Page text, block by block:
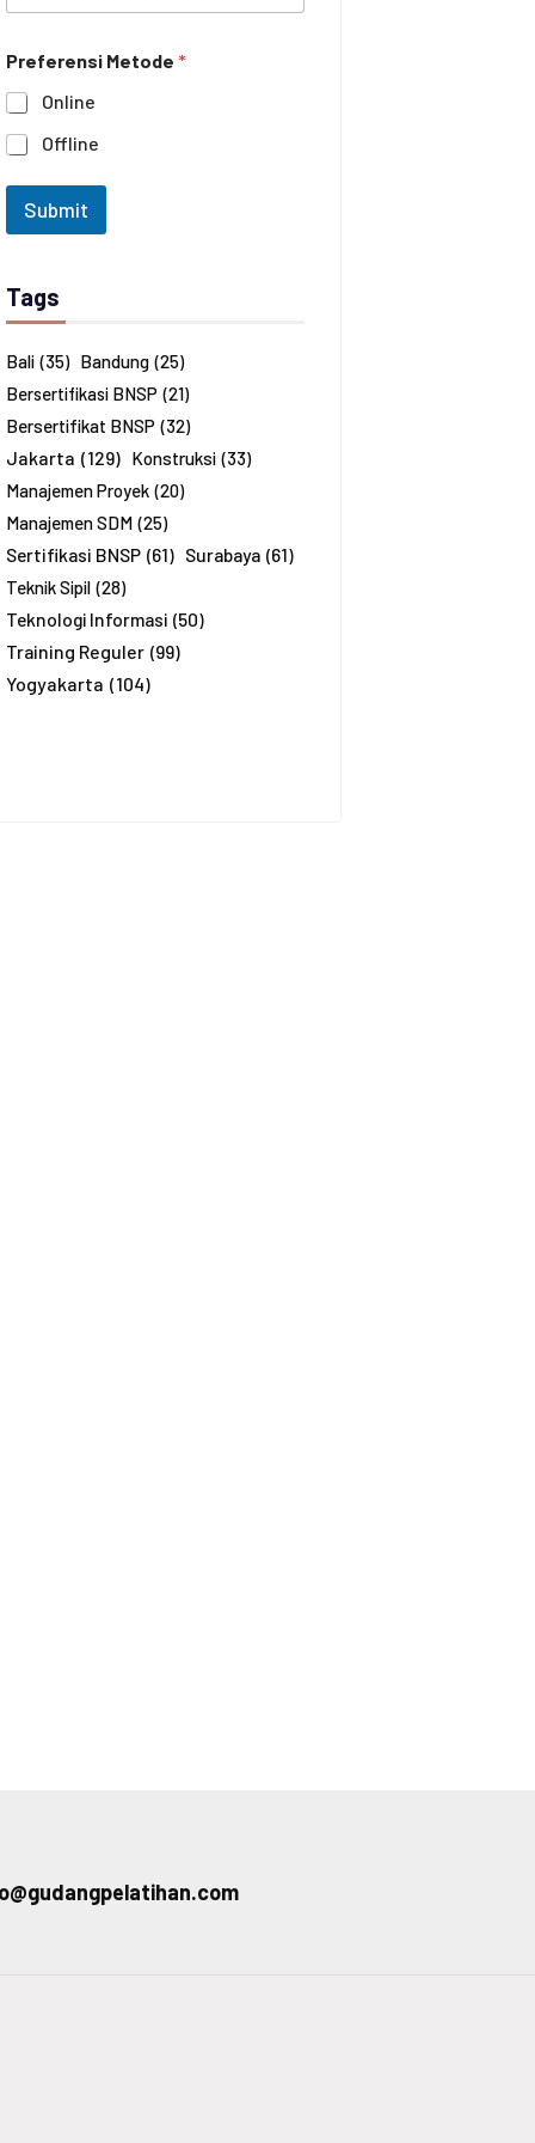
i
a
n
*
n
a
a
J
u
e
s
r
a
*
Preferensi Metode *
Online
Offline
Submit
Tags
Bali (35) Bandung (25)
Bersertifikasi BNSP (21)
Bersertifikat BNSP (32)
Jakarta (129) Konstruksi (33)
Manajemen Proyek (20)
Manajemen SDM (25)
Sertifikasi BNSP (61) Surabaya (61)
Teknik Sipil (28)
Teknologi Informasi (50)
Training Reguler (99)
Yogyakarta (104)